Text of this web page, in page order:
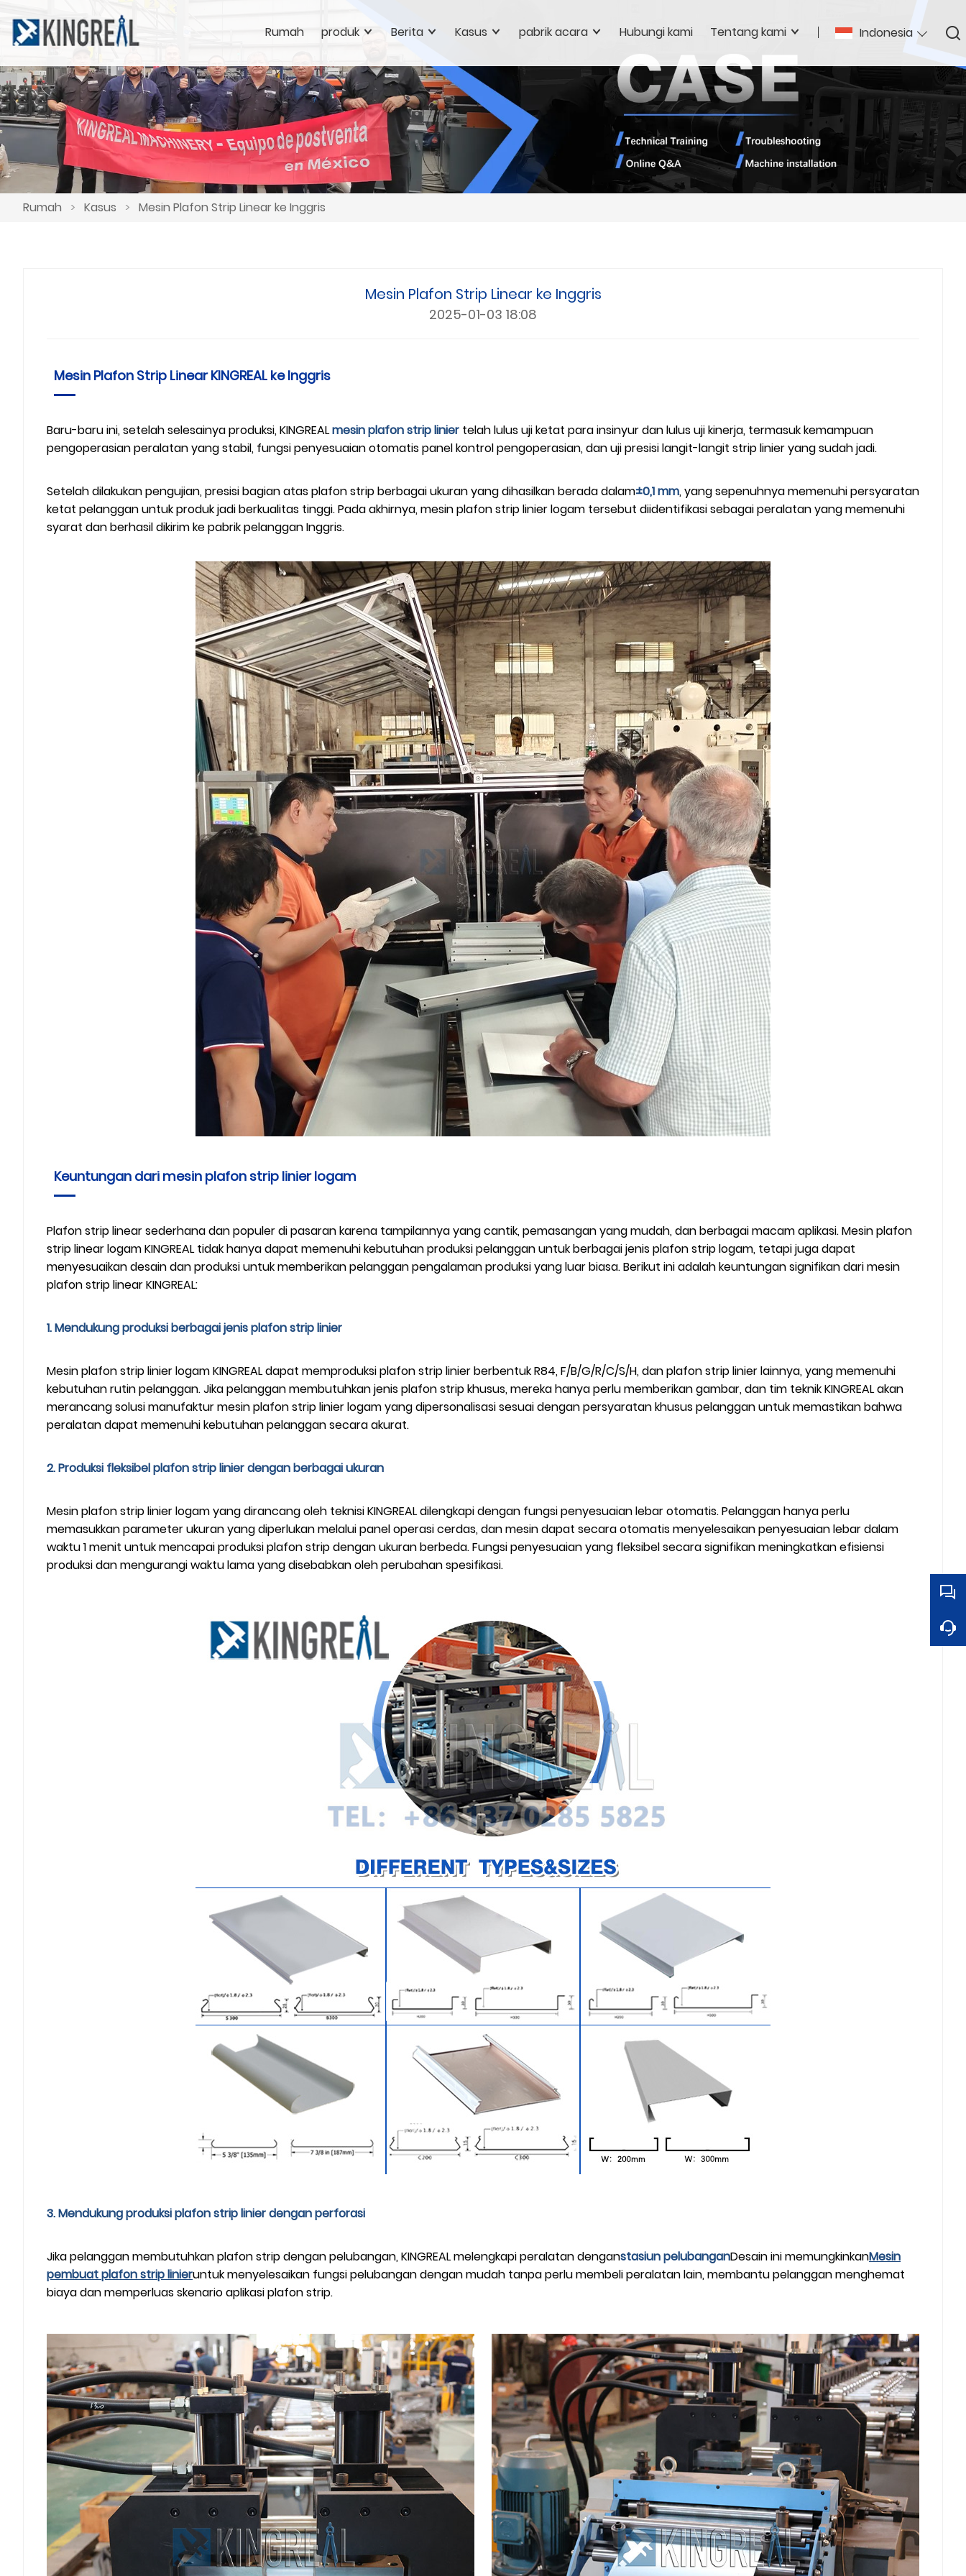
Indonesia
Rumah produk Berita Kasus pabrik acara Hubungi kami Tentang kami
Rumah > Kasus > Mesin Plafon Strip Linear ke Inggris
Mesin Plafon Strip Linear ke Inggris
2025-01-03 18:08
Mesin Plafon Strip Linear KINGREAL ke Inggris
Baru-baru ini, setelah selesainya produksi, KINGREALmesin plafon strip linier telah lulus uji ketat para insinyur dan lulus uji kinerja, termasuk kemampuan
pengoperasian peralatan yang stabil, fungsi penyesuaian otomatis panel kontrol pengoperasian, dan uji presisi langit-langit strip linier yang sudah jadi.
Setelah dilakukan pengujian, presisi bagian atas plafon strip berbagai ukuran yang dihasilkan berada dalam±0,1 mm, yang sepenuhnya memenuhi persyaratan
ketat pelanggan untuk produk jadi berkualitas tinggi. Pada akhirnya, mesin plafon strip linier logam tersebut diidentifikasi sebagai peralatan yang memenuhi
syarat dan berhasil dikirim ke pabrik pelanggan Inggris.
Keuntungan dari mesin plafon strip linier logam
Plafon strip linear sederhana dan populer di pasaran karena tampilannya yang cantik, pemasangan yang mudah, dan berbagai macam aplikasi. Mesin plafon
strip linear logam KINGREAL tidak hanya dapat memenuhi kebutuhan produksi pelanggan untuk berbagai jenis plafon strip logam, tetapi juga dapat
menyesuaikan desain dan produksi untuk memberikan pelanggan pengalaman produksi yang luar biasa. Berikut ini adalah keuntungan signifikan dari mesin
plafon strip linear KINGREAL:
1. Mendukung produksi berbagai jenis plafon strip linier
Mesin plafon strip linier logam KINGREAL dapat memproduksi plafon strip linier berbentuk R84, F/B/G/R/C/S/H, dan plafon strip linier lainnya, yang memenuhi
kebutuhan rutin pelanggan. Jika pelanggan membutuhkan jenis plafon strip khusus, mereka hanya perlu memberikan gambar, dan tim teknik KINGREAL akan
merancang solusi manufaktur mesin plafon strip linier logam yang dipersonalisasi sesuai dengan persyaratan khusus pelanggan untuk memastikan bahwa
peralatan dapat memenuhi kebutuhan pelanggan secara akurat.
2. Produksi fleksibel plafon strip linier dengan berbagai ukuran
Mesin plafon strip linier logam yang dirancang oleh teknisi KINGREAL dilengkapi dengan fungsi penyesuaian lebar otomatis. Pelanggan hanya perlu
memasukkan parameter ukuran yang diperlukan melalui panel operasi cerdas, dan mesin dapat secara otomatis menyelesaikan penyesuaian lebar dalam
waktu 1 menit untuk mencapai produksi plafon strip dengan ukuran berbeda. Fungsi penyesuaian yang fleksibel secara signifikan meningkatkan efisiensi
produksi dan mengurangi waktu lama yang disebabkan oleh perubahan spesifikasi.
3. Mendukung produksi plafon strip linier dengan perforasi
Jika pelanggan membutuhkan plafon strip dengan pelubangan, KINGREAL melengkapi peralatan denganstasiun pelubanganDesain ini memungkinkanMesin
pembuat plafon strip linieruntuk menyelesaikan fungsi pelubangan dengan mudah tanpa perlu membeli peralatan lain, membantu pelanggan menghemat
biaya dan memperluas skenario aplikasi plafon strip.